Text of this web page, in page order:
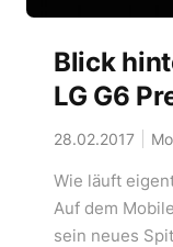
Blick
LG G6
28.02.2017
Wie läuft
Auf dem
sein neues